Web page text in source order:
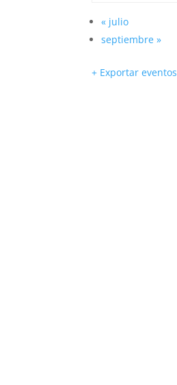
« julio
septiembre»
+ Exportar eventos